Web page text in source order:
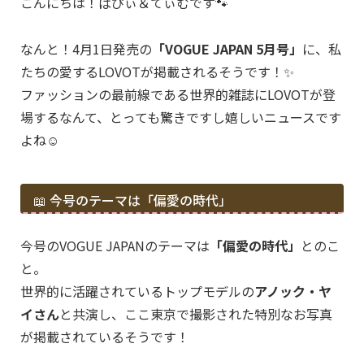
なんと！4月1日発売の 「VOGUE JAPAN 5月号」 に、私
たちの愛するLOVOTが掲載されるそうです！✨
ファッションの最前線である世界的雑誌にLOVOTが登
場するなんて、とっても驚きですし嬉しいニュースです
よね☺️
📖 今号のテーマは「偏愛の時代」
今号のVOGUE JAPANのテーマは 「偏愛の時代」 とのこ
と。
世界的に活躍されているトップモデルのアノック・ヤ
イさんと共演し、ここ東京で撮影された特別なお写真
が掲載されているそうです！